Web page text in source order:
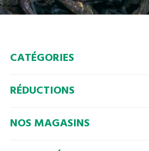
CATÉGORIES
RÉDUCTIONS
NOS MAGASINS